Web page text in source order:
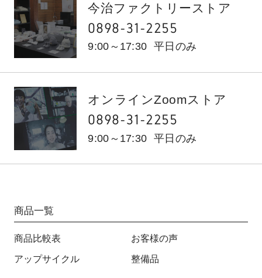
今治ファクトリーストア
0898-31-2255
9:00～17:30 平日のみ
オンラインZoomストア
0898-31-2255
9:00～17:30 平日のみ
商品一覧
商品比較表 お客様の声
アップサイクル 整備品